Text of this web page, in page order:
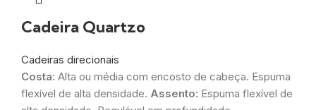
Cadeira Quartzo
Cadeiras direcionais
Costa: Alta ou média com encosto de cabeça. Espuma
flexível de alta densidade. Assento: Espuma flexível de